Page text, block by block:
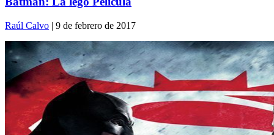
Raúl Calvo | 9 de febrero de 2017